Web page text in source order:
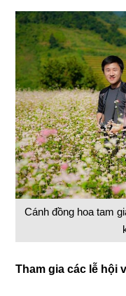
Cánh đồng hoa tam
Tham gia các lễ hội